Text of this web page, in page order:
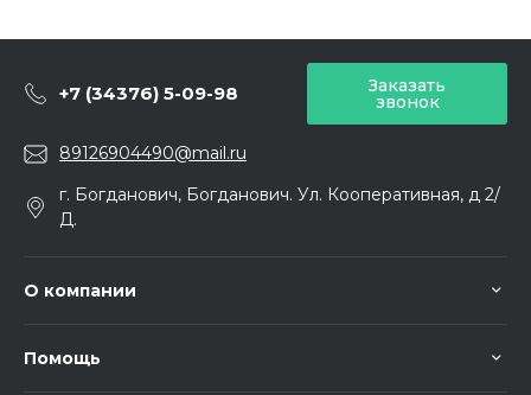
+7 (34376) 5-09-98 Заказать
звонок
89126904490@mail.ru
г. Богданович, Богданович. Ул. Кооперативная, д 2/
Д.
О компании
Помощь